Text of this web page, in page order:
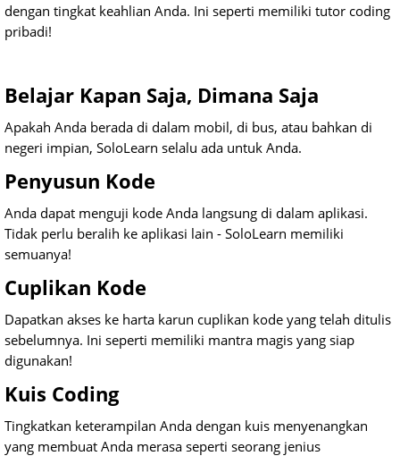
dengan tingkat keahlian Anda. Ini seperti memiliki tutor coding
pribadi!
Belajar Kapan Saja, Dimana Saja
Apakah Anda berada di dalam mobil, di bus, atau bahkan di
negeri impian, SoloLearn selalu ada untuk Anda.
Penyusun Kode
Anda dapat menguji kode Anda langsung di dalam aplikasi.
Tidak perlu beralih ke aplikasi lain - SoloLearn memiliki
semuanya!
Cuplikan Kode
Dapatkan akses ke harta karun cuplikan kode yang telah ditulis
sebelumnya. Ini seperti memiliki mantra magis yang siap
digunakan!
Kuis Coding
Tingkatkan keterampilan Anda dengan kuis menyenangkan
yang membuat Anda merasa seperti seorang jenius